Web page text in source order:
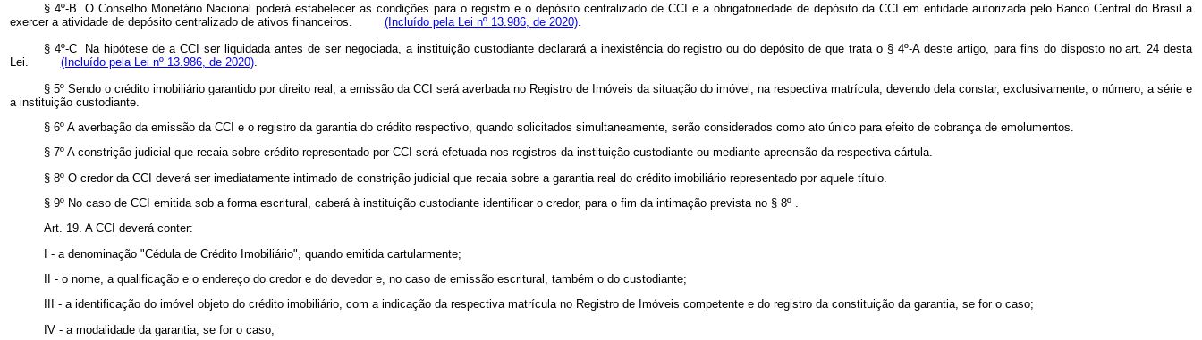
§ 4º-B. O Conselho Monetário Nacional poderá estabelecer as condições para o registro e o depósito centralizado de CCI e a obrigatoriedade de depósito da CCI em entidade autorizada pelo Banco Central do Brasil a
exercer a atividade de depósito centralizado de ativos financeiros.
(Incluído pela Lei nº 13.986, de 2020).
§ 4º-C Na hipótese de a CCI ser liquidada antes de ser negociada, a instituição custodiante declarará a inexistência do registro ou do depósito de que trata o § 4º-A deste artigo, para fins do disposto no art. 24 desta
Lei.
(Incluído pela Lei nº 13.986, de 2020).
§ 5º Sendo o crédito imobiliário garantido por direito real, a emissão da CCI será averbada no Registro de Imóveis da situação do imóvel, na respectiva matrícula, devendo dela constar, exclusivamente, o número, a série e
a instituição custodiante.
§ 6º A averbação da emissão da CCI e o registro da garantia do crédito respectivo, quando solicitados simultaneamente, serão considerados como ato único para efeito de cobrança de emolumentos.
§ 7º A constrição judicial que recaia sobre crédito representado por CCI será efetuada nos registros da instituição custodiante ou mediante apreensão da respectiva cártula.
§ 8º O credor da CCI deverá ser imediatamente intimado de constrição judicial que recaia sobre a garantia real do crédito imobiliário representado por aquele título.
§ 9º No caso de CCI emitida sob a forma escritural, caberá à instituição custodiante identificar o credor, para o fim da intimação prevista no § 8º .
Art. 19. A CCI deverá conter:
I - a denominação "Cédula de Crédito Imobiliário", quando emitida cartularmente;
II - o nome, a qualificação e o endereço do credor e do devedor e, no caso de emissão escritural, também o do custodiante;
III - a identificação do imóvel objeto do crédito imobiliário, com a indicação da respectiva matrícula no Registro de Imóveis competente e do registro da constituição da garantia, se for o caso;
IV - a modalidade da garantia, se for o caso;